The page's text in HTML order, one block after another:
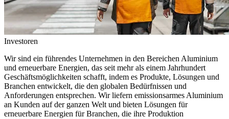
Investoren
Wir sind ein führendes Unternehmen in den Bereichen Aluminium
und erneuerbare Energien, das seit mehr als einem Jahrhundert
Geschäftsmöglichkeiten schafft, indem es Produkte, Lösungen und
Branchen entwickelt, die den globalen Bedürfnissen und
Anforderungen entsprechen. Wir liefern emissionsarmes Aluminium
an Kunden auf der ganzen Welt und bieten Lösungen für
erneuerbare Energien für Branchen, die ihre Produktion